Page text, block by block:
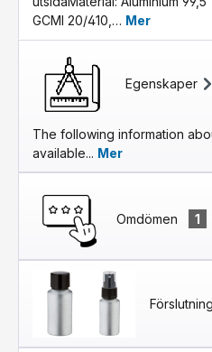
GCMI 20/410,… Mer
Egenskaper
The following information
available... Mer
Omdömen 1